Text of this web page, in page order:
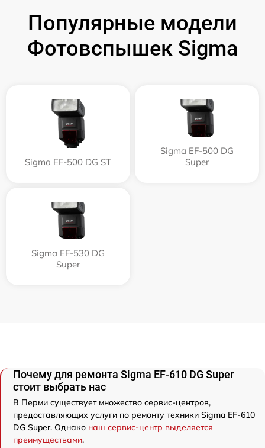
Популярные модели
Фотовспышек Sigma
Sigma EF-500 DG ST
Sigma EF-500 DG
Super
Sigma EF-530 DG
Super
Почему для ремонта Sigma EF-610 DG Super
стоит выбрать нас
В Перми существует множество сервис-центров,
предоставляющих услуги по ремонту техники Sigma EF-610
DG Super. Однако наш сервис-центр выделяется
преимуществами.